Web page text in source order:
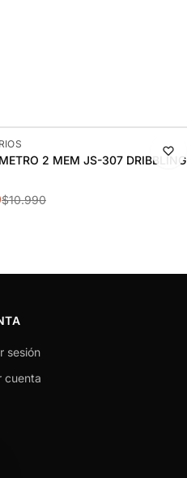
2 MEM JS-307 DRIBBLING
$10.990
sesión
cuenta